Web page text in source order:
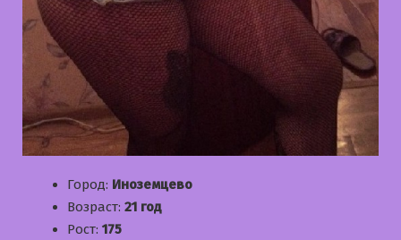
Город: Иноземцево
Возраст: 21 год
Рост: 175